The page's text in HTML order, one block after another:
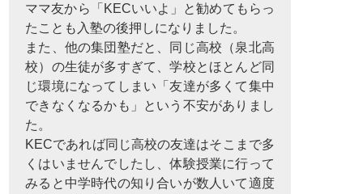
ママ友から「KECいいよ」と勧めてもらっ
たことも入塾の後押しになりました。
また、他の集団塾だと、同じ高校（泉北高
校）の生徒が多すぎて、学校とほとんど同
じ環境になってしまい「友達が多くて集中
できなくなるかも」という不安がありまし
た。
KECであれば同じ高校の友達はそこまで多
くはいませんでしたし、体験授業に行って
みると中学時代の知り合いが数人いて適度